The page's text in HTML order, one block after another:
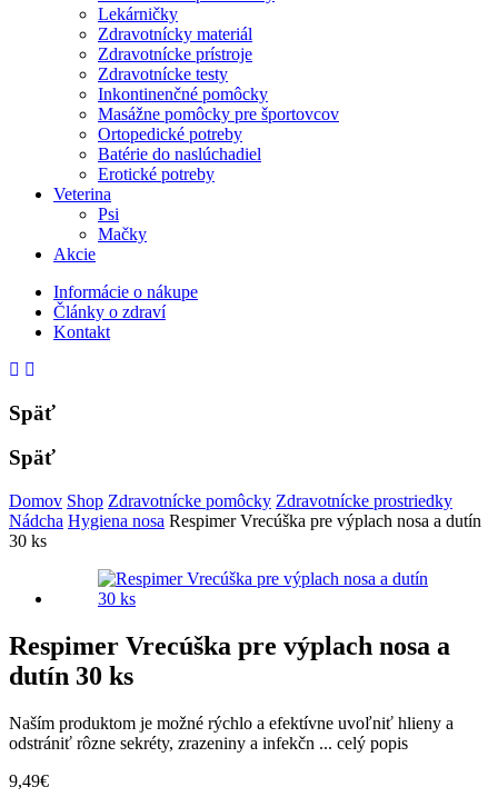
Lekárničky
Zdravotnícky materiál
Zdravotnícke prístroje
Zdravotnícke testy
Inkontinenčné pomôcky
Masážne pomôcky pre športovcov
Ortopedické potreby
Batérie do naslúchadiel
Erotické potreby
Veterina
Psi
Mačky
Akcie
Informácie o nákupe
Články o zdraví
Kontakt
Späť
Späť
Domov Shop Zdravotnícke pomôcky Zdravotnícke prostriedky
Nádcha Hygiena nosa Respimer Vrecúška pre výplach nosa a dutín
30 ks
Respimer Vrecúška pre výplach nosa a
dutín 30 ks
Naším produktom je možné rýchlo a efektívne uvoľniť hlieny a
odstrániť rôzne sekréty, zrazeniny a infekčn ... celý popis
9,49€